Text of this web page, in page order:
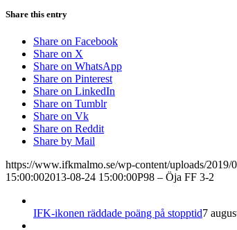
Share this entry
Share on Facebook
Share on X
Share on WhatsApp
Share on Pinterest
Share on LinkedIn
Share on Tumblr
Share on Vk
Share on Reddit
Share by Mail
https://www.ifkmalmo.se/wp-content/uploads/
15:00:002013-08-24 15:00:00P98 – Öja FF 3-2
IFK-ikonen räddade poäng på stopptid7